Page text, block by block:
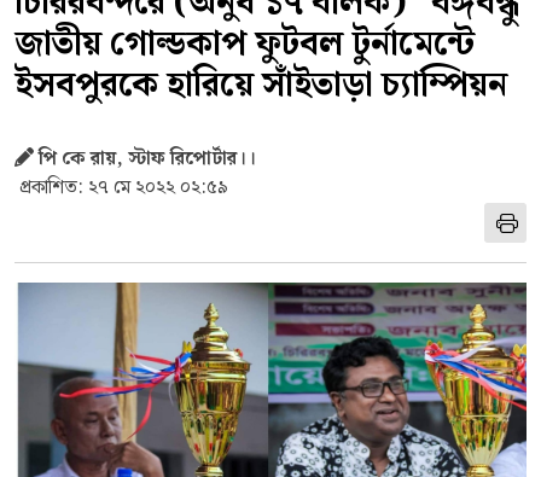
জাতীয় গোল্ডকাপ ফুটবল টুর্নামেন্টে
ইসবপুরকে হারিয়ে সাঁইতাড়া চ্যাম্পিয়ন
পি কে রায়, স্টাফ রিপোর্টার।।
প্রকাশিত: ২৭ মে ২০২২ ০২:৫৯